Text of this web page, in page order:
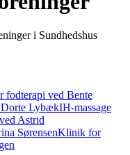
i Sundhedshus
fodterapi ved Bente
LybækIH-massage
Astrid
SørensenKlinik for